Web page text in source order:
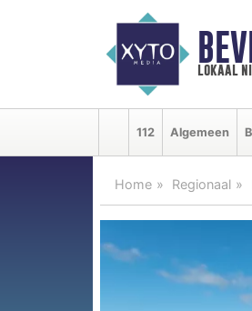
lokaal
112 Algemeen
Home Regionaal